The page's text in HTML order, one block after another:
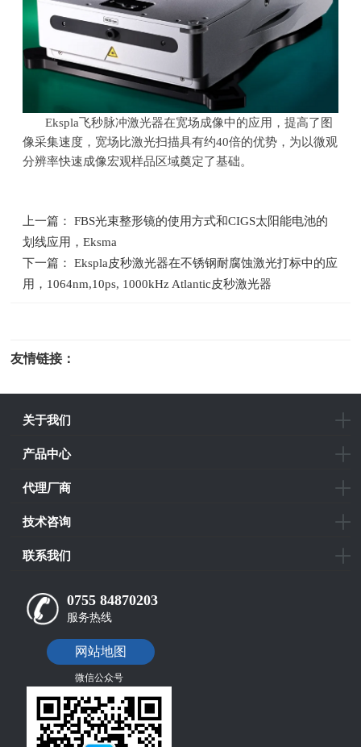
Ekspla飞秒脉冲激光器在宽场成像中的应用，提高了图
像采集速度，宽场比激光扫描具有约40倍的优势，为以微观
分辨率快速成像宏观样品区域奠定了基础。
上一篇： FBS光束整形镜的使用方式和CIGS太阳能电池的
划线应用，Eksma
下一篇： Ekspla皮秒激光器在不锈钢耐腐蚀激光打标中的应
用，1064nm,10ps, 1000kHz Atlantic皮秒激光器
友情链接：
关于我们
产品中心
代理厂商
技术咨询
联系我们
0755 84870203
服务热线
网站地图
微信公众号